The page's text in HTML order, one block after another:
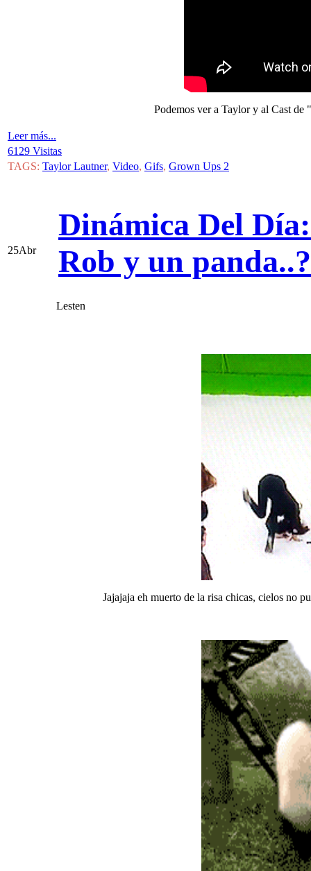
Podemos ver a Taylor y al Cast
Leer más...
6129 Visitas
TAGS: Taylor Lautner, Video, Gifs, Grown Ups 2
25Abr
Dinámica Del
Rob y un
Lesten
Jajajaja eh muerto de la risa chicas, cielos no